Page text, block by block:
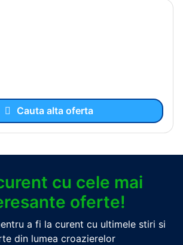
Cauta alta oferta
cu cele mai
oferte!
a fi la curent cu ultimele stiri si
din lumea croazierelor